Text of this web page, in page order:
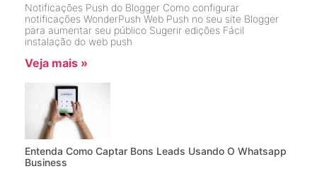
Notificações Push do Blogger Como configurar
notificações WonderPush Web Push no seu site Blogger
para aumentar seu público Sugerir edições Fácil
instalação do web push
Veja mais »
Entenda Como Captar Bons Leads Usando O Whatsapp
Business